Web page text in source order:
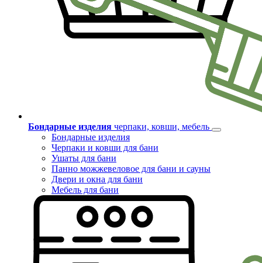
Бондарные изделия черпаки, ковши, мебель
Бондарные изделия
Черпаки и ковши для бани
Ушаты для бани
Панно можжевеловое для бани и сауны
Двери и окна для бани
Мебель для бани